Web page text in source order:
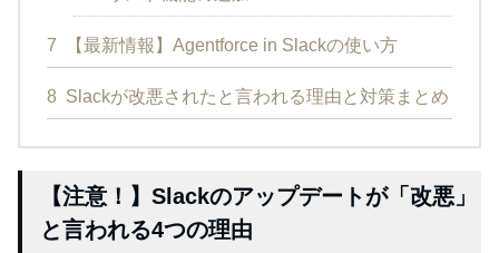
7 【最新情報】Agentforce in Slackの使い方
8 Slackが改悪されたと言われる理由と対策まとめ
【注意！】Slackのアップデートが「改悪」
と言われる4つの理由